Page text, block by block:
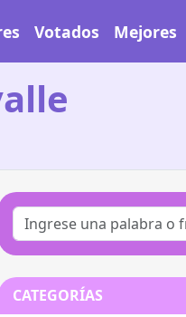
Votados Mejores
CATEGORÍAS